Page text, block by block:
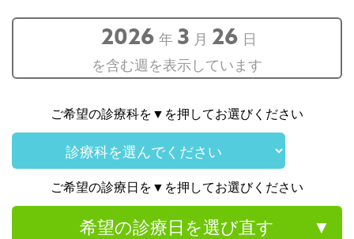
2026 年 3 月 26 日
を含む週を表示しています
ご希望の診療科を▼を押してお選びください
ご希望の診療日を▼を押してお選びください
希望の診療日を選び直す